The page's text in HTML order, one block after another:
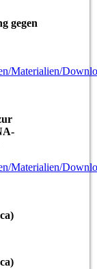
gegen
Materialien/
Materialien/